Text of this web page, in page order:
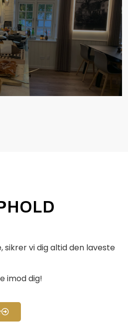
sikrer vi dig altid den laveste
imod dig!